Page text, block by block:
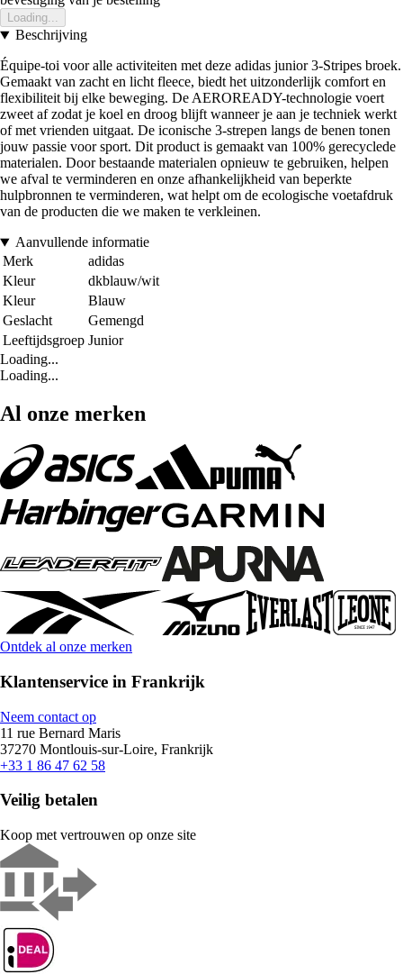
Loading...
Beschrijving
Équipe-toi voor alle activiteiten met deze adidas junior 3-Stripes broek.
Gemaakt van zacht en licht fleece, biedt het uitzonderlijk comfort en
flexibiliteit bij elke beweging. De AEROREADY-technologie voert
zweet af zodat je koel en droog blijft wanneer je aan je techniek werkt
of met vrienden uitgaat. De iconische 3-strepen langs de benen tonen
jouw passie voor sport. Dit product is gemaakt van 100% gerecyclede
materialen. Door bestaande materialen opnieuw te gebruiken, helpen
we afval te verminderen en onze afhankelijkheid van beperkte
hulpbronnen te verminderen, wat helpt om de ecologische voetafdruk
van de producten die we maken te verkleinen.
Aanvullende informatie
Merk
adidas
Kleur
dkblauw/wit
Kleur
Blauw
Geslacht
Gemengd
Leeftijdsgroep Junior
Loading...
Loading...
Al onze merken
Ontdek al onze merken
Klantenservice in Frankrijk
Neem contact op
11 rue Bernard Maris
37270 Montlouis-sur-Loire, Frankrijk
+33 1 86 47 62 58
Veilig betalen
Koop met vertrouwen op onze site